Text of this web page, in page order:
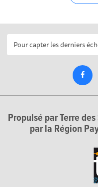
Propulsé par Terre
par la Région